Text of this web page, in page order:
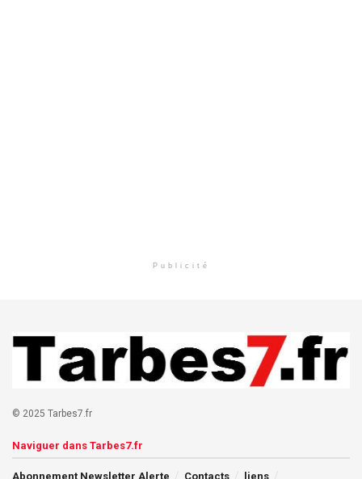
Publicité
© 2025 Tarbes7.fr
Naviguer dans Tarbes7.fr
Abonnement Newsletter Alerte Contacts liens